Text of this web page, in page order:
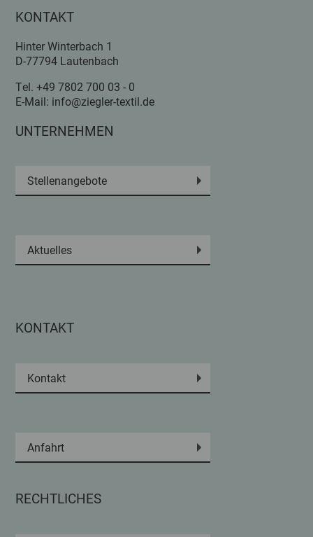
KONTAKT
Hinter Winterbach 1
D-77794 Lautenbach
Tel.+49 7802 700 03 - 0
E-Mail: info@ziegler-textil.de
UNTERNEHMEN
Stellenangebote
Aktuelles
KONTAKT
Kontakt
Anfahrt
RECHTLICHES